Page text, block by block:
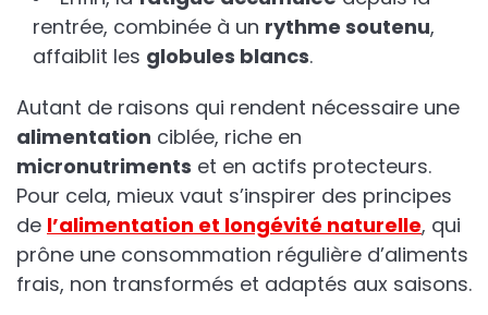
rentrée, combinée à un rythme soutenu,
affaiblit les globules blancs.
Autant de raisons qui rendent nécessaire une
alimentation ciblée, riche en
micronutriments et en actifs protecteurs.
Pour cela, mieux vaut s’inspirer des principes
de l’alimentation et longévité naturelle, qui
prône une consommation régulière d’aliments
frais, non transformés et adaptés aux saisons.